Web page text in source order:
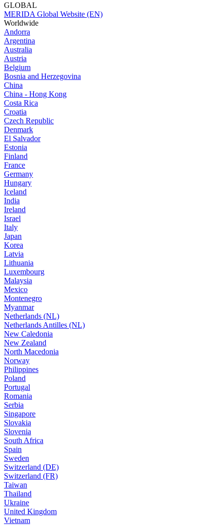
GLOBAL
MERIDA Global Website (EN)
Worldwide
Andorra
Argentina
Australia
Austria
Belgium
Bosnia and Herzegovina
China
China - Hong Kong
Costa Rica
Croatia
Czech Republic
Denmark
El Salvador
Estonia
Finland
France
Germany
Hungary
Iceland
India
Ireland
Israel
Italy
Japan
Korea
Latvia
Lithuania
Luxembourg
Malaysia
Mexico
Montenegro
Myanmar
Netherlands (NL)
Netherlands Antilles (NL)
New Caledonia
New Zealand
North Macedonia
Norway
Philippines
Poland
Portugal
Romania
Serbia
Singapore
Slovakia
Slovenia
South Africa
Spain
Sweden
Switzerland (DE)
Switzerland (FR)
Taiwan
Thailand
Ukraine
United Kingdom
Vietnam